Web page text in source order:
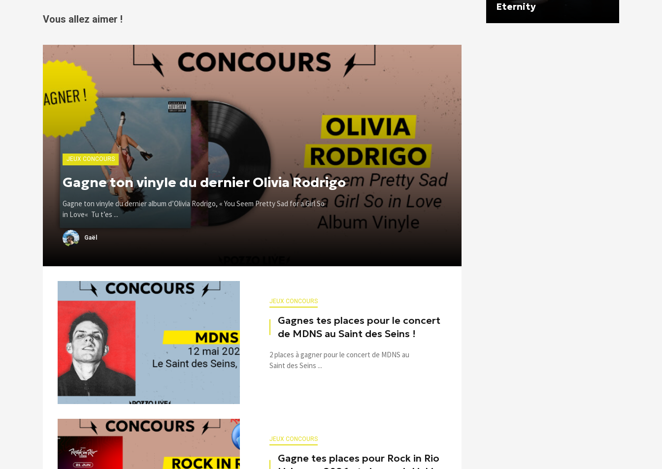
Vous allez aimer !
JEUX CONCOURS
Gagne ton vinyle du dernier Olivia Rodrigo
Gagne ton vinyle du dernier album d’Olivia Rodrigo, « You Seem Pretty Sad for a Girl So
in Love« Tu t’es ...
Gaël
JEUX CONCOURS
Gagnes tes places pour le concert
de MDNS au Saint des Seins !
2 places à gagner pour le concert de MDNS au
Saint des Seins ...
JEUX CONCOURS
Gagne tes places pour Rock in Rio
Eternity